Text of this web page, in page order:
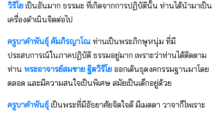
วิริโย เป็นอันมาก ธรรมะ ที่เกิดจากการปฏิบัตินั้น ท่านได้นํามาเป็น
เครื่องดําเนินจิตต่อไป
ครูบาคำพันธุ์ คัมภิรญาโณ ท่านเป็นพระภิกษุหนุ่ม ที่มี
ประสบการณ์ในภาคปฏิบัติ ธรรมอยู่มาก เพราะว่าท่านได้ติดตาม
ท่าน พระอาจารย์สมชาย ฐิตวิริโย ออกเดินธุดงคกรรมฐานมาโดย
ตลอด และมีความสนใจเป็นพิเศษ สมัยเป็นเด็กอยู่ด้วย
ครูบาคำพันธุ์ เป็นพระที่มีอัธยาศัยจิตใจดี มีเมตตา วาจาก็ไพเราะ